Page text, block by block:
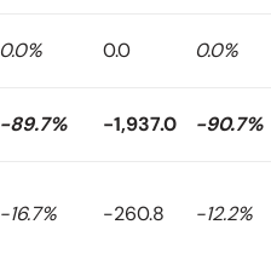
0.0% 0.0 0.0%
-89.7% -1,937.0 -90.7%
-16.7% -260.8 -12.2%